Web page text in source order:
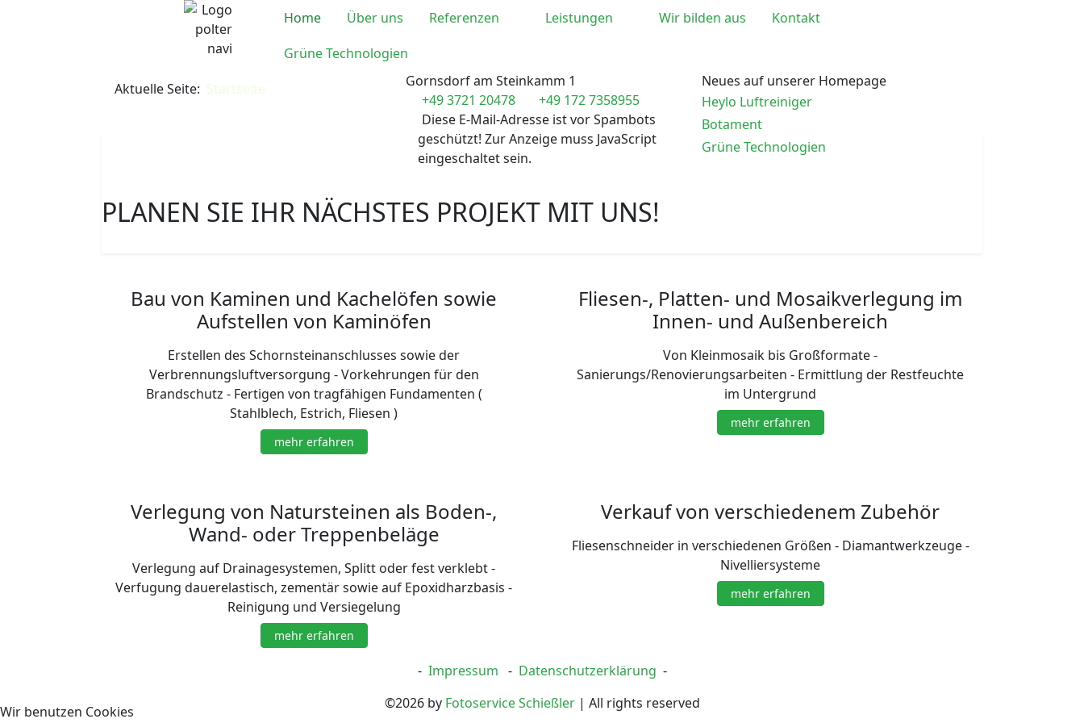
Home Über uns Referenzen Leistungen Wir bilden aus
Kontakt
Grüne Technologien
Aktuelle Seite: Startseite
Gornsdorf am Steinkamm 1
+49 3721 20478
+49 172 7358955
Diese E-Mail-Adresse ist vor Spambots
geschützt! Zur Anzeige muss JavaScript
eingeschaltet sein.
Neues auf unserer Homepage
Heylo Luftreiniger
Botament
Grüne Technologien
PLANEN SIE IHR NÄCHSTES PROJEKT MIT UNS!
Bau von Kaminen und Kachelöfen sowie
Aufstellen von Kaminöfen
Erstellen des Schornsteinanschlusses sowie der
Verbrennungsluftversorgung - Vorkehrungen für den
Brandschutz - Fertigen von tragfähigen Fundamenten (
Stahlblech, Estrich, Fliesen )
mehr erfahren
Fliesen-, Platten- und Mosaikverlegung im
Innen- und Außenbereich
Von Kleinmosaik bis Großformate -
Sanierungs/Renovierungsarbeiten - Ermittlung der Restfeuchte
im Untergrund
mehr erfahren
Verlegung von Natursteinen als Boden-,
Wand- oder Treppenbeläge
Verlegung auf Drainagesystemen, Splitt oder fest verklebt -
Verfugung dauerelastisch, zementär sowie auf Epoxidharzbasis -
Reinigung und Versiegelung
mehr erfahren
Verkauf von verschiedenem Zubehör
Fliesenschneider in verschiedenen Größen - Diamantwerkzeuge -
Nivelliersysteme
mehr erfahren
- Impressum - Datenschutzerklärung -
©2026 by Fotoservice Schießler| All rights reserved
Wir benutzen Cookies